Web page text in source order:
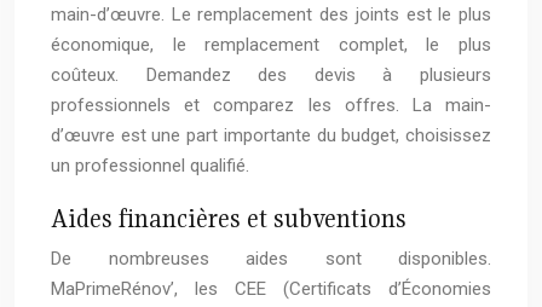
main-d’œuvre. Le remplacement des joints est le plus
économique, le remplacement complet, le plus
coûteux. Demandez des devis à plusieurs
professionnels et comparez les offres. La main-
d’œuvre est une part importante du budget, choisissez
un professionnel qualifié.
Aides financières et subventions
De nombreuses aides sont disponibles.
MaPrimeRénov’, les CEE (Certificats d’Économies